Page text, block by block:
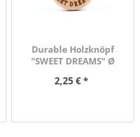
Durable Holzknöpf
"SWEET DREAMS" Ø
2,25 € *